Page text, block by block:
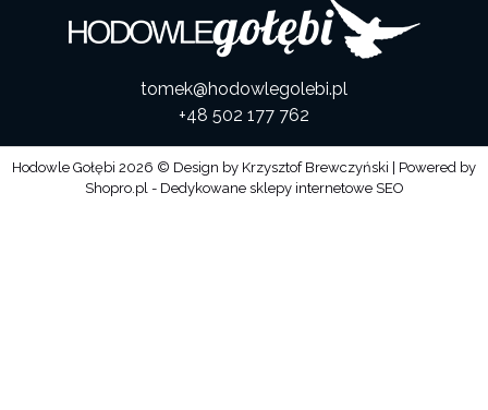
tomek@hodowlegolebi.pl
+48 502 177 762
Hodowle Gołębi 2026 © Design by Krzysztof Brewczyński | Powered by
Shopro.pl - Dedykowane sklepy internetowe SEO